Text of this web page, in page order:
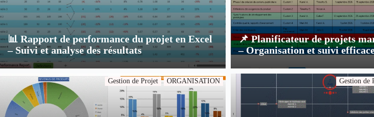
📊 Rapport de performance du projet en Excel
– Suivi et analyse des résultats
📌 Planificateur de projets
– Organisation et suivi
Gestion de Projet ORGANISATION Gestion de